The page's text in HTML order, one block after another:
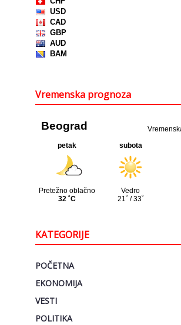
Vremenska prognoza
KATEGORIJE
POČETNA
EKONOMIJA
VESTI
POLITIKA